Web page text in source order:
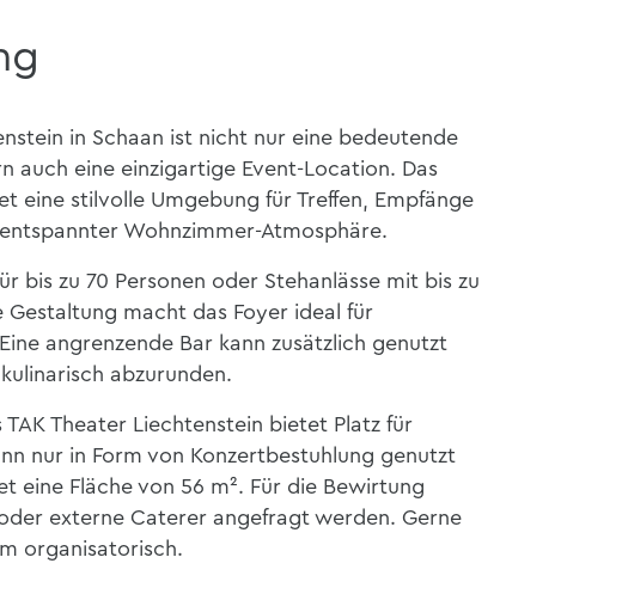
in Schaan ist nicht nur eine bedeutende
auch eine einzigartige Event-Location. Das
eine stilvolle Umgebung für Treffen, Empfänge
Wohnzimmer-Atmosphäre.
bis zu 70 Personen oder Stehanlässe mit bis zu
Gestaltung macht das Foyer ideal für
angrenzende Bar kann zusätzlich genutzt
abzurunden.
TAK Theater Liechtenstein bietet Platz für
nur in Form von Konzertbestuhlung genutzt
eine Fläche von 56 m². Für die Bewirtung
externe Caterer angefragt werden. Gerne
organisatorisch.